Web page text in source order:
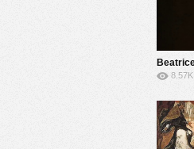
8.57K